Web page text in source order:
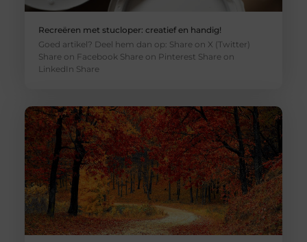
Recreëren met stucloper: creatief en handig!
Goed artikel? Deel hem dan op: Share on X (Twitter)
Share on Facebook Share on Pinterest Share on
LinkedIn Share